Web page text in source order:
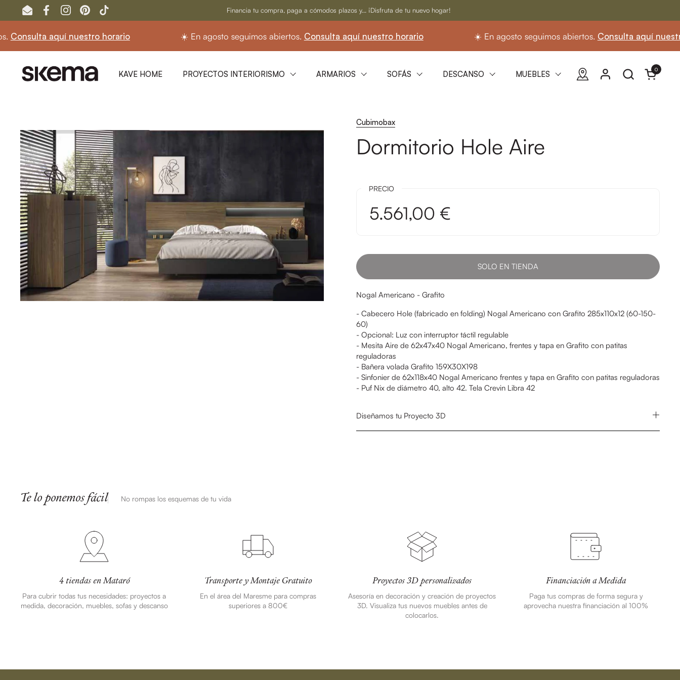
Ir al contenido
EmailFacebookInstagram
PinterestTikTok
Financia tu compra, paga a cómodos plazos y... ¡Disfruta de tu nuevo hogar!
aquí nuestro horario ☀️ En agosto seguimos abiertos.Consulta aquí nuestro horario ☀️ En agosto seguimos abiertos.Consulta aquí nuestro
Abrir
0
KAVE HOME PROYECTOS INTERIORISMO ARMARIOS SOFÁS DESCANSO MUEBLES
Cubimobax
Dormitorio Hole Aire
PRECIO
5.561,00 €
SOLO EN TIENDA
Nogal Americano - Grafito
- Cabecero Hole (fabricado en folding) Nogal Americano con Grafito 285x110x12 (60-150-
60)
- Opcional: Luz con interruptor táctil regulable
- Mesita Aire de 62x47x40 Nogal Americano, frentes y tapa en Grafito con patitas
reguladoras
- Bañera volada Grafito 159X30X198
- Sinfonier de 62x118x40 Nogal Americano frentes y tapa en Grafito con patitas reguladoras
- Puf Nix de diámetro 40, alto 42. Tela Crevin Libra 42
Diseñamos tu Proyecto 3D
Te lo ponemos fácil No rompas los esquemas de tu vida
4 tiendas en Mataró
Para cubrir todas tus necesidades: proyectos a
medida, decoración, muebles, sofas y descanso
Transporte y Montaje Gratuito
En el área del Maresme para compras
superiores a 800€
Proyectos 3D personalizados
Asesoría en decoración y creación de proyectos
3D. Visualiza tus nuevos muebles antes de
colocarlos.
Financiación a Medida
Paga tus compras de forma segura y
aprovecha nuestra financiación al 100%